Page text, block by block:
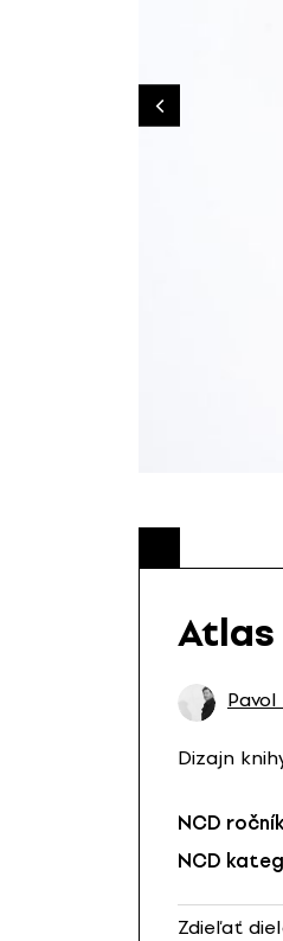
Atlas
Dizajn
NCD
NCD
Zdieľať